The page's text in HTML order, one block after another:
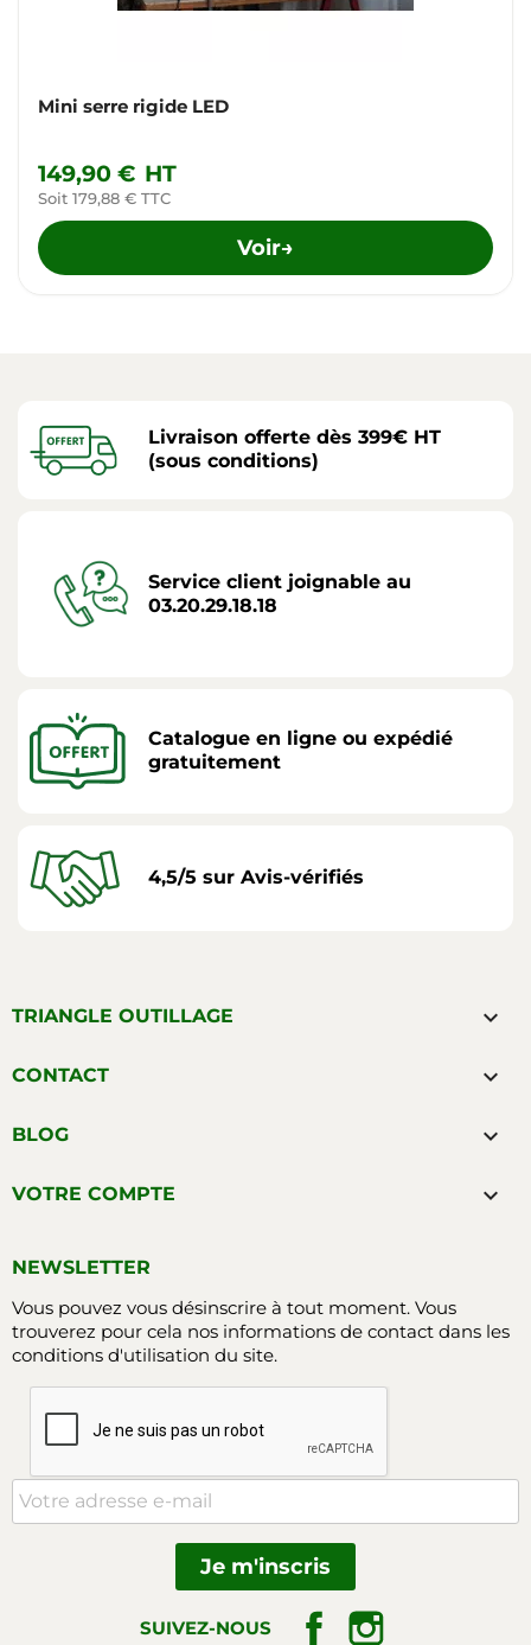
Mini serre rigide LED
149,90 € HT
Soit 179,88 € TTC
Voir→
Livraison offerte dès 399€ HT
(sous conditions)
Service client joignable au
03.20.29.18.18
Catalogue en ligne ou expédié
gratuitement
4,5/5 sur Avis-vérifiés
TRIANGLE OUTILLAGE 
CONTACT 
BLOG 
VOTRE COMPTE 
NEWSLETTER
Vous pouvez vous désinscrire à tout moment. Vous
trouverez pour cela nos informations de contact dans les
conditions d'utilisation du site.
SUIVEZ-NOUS Facebook